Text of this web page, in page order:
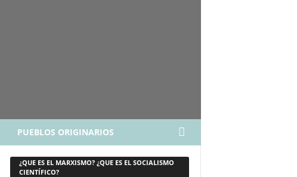
PUEBLOS ORIGINARIOS
¿QUE ES EL MARXISMO? ¿QUE ES EL SOCIALISMO
CIENTÍFICO?